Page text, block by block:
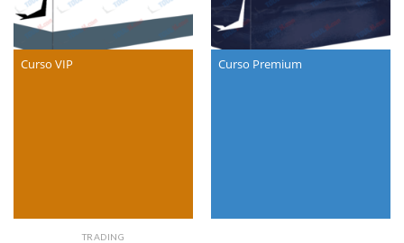
Curso VIP
TRADING
Curso Premium